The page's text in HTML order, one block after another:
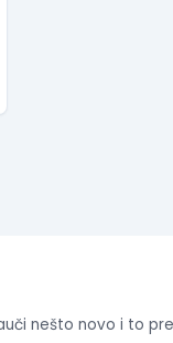
nešto novo i to